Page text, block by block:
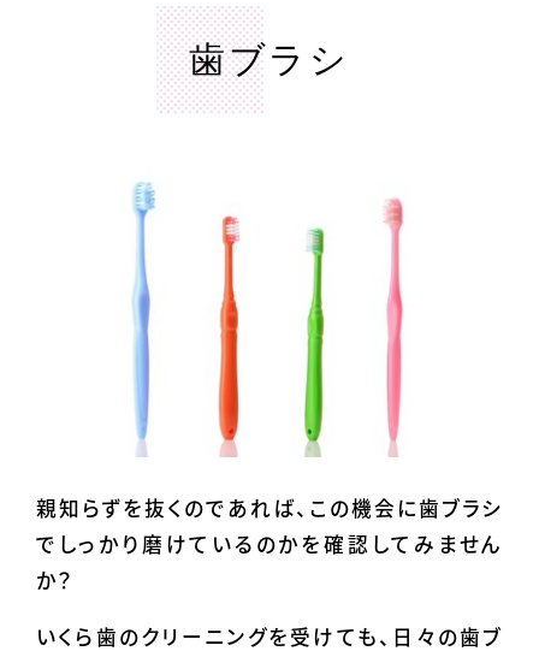
歯ブラシ
親知らずを抜くのであれば、この機会に歯ブラシ
でしっかり磨けているのかを確認してみません
か？
いくら歯のクリーニングを受けても、日々の歯ブ